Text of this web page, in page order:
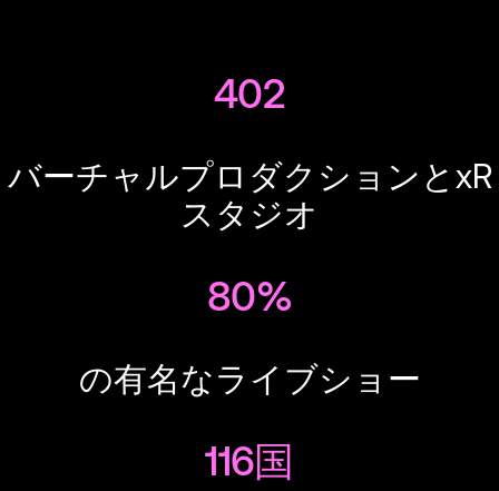
402
バーチャルプロダクションとxR
スタジオ
80%
の有名なライブショー
116国